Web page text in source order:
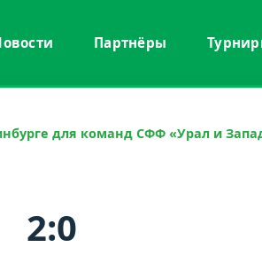
Партнёры
для команд СФФ «Урал и
2:0